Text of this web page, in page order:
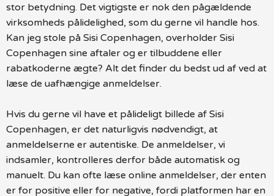
stor betydning. Det vigtigste er nok den pågældende
virksomheds pålidelighed, som du gerne vil handle hos.
Kan jeg stole på Sisi Copenhagen, overholder Sisi
Copenhagen sine aftaler og er tilbuddene eller
rabatkoderne ægte? Alt det finder du bedst ud af ved at
læse de uafhængige anmeldelser.
Hvis du gerne vil have et pålideligt billede af Sisi
Copenhagen, er det naturligvis nødvendigt, at
anmeldelserne er autentiske. De anmeldelser, vi
indsamler, kontrolleres derfor både automatisk og
manuelt. Du kan ofte læse online anmeldelser, der enten
er for positive eller for negative, fordi platformen har en